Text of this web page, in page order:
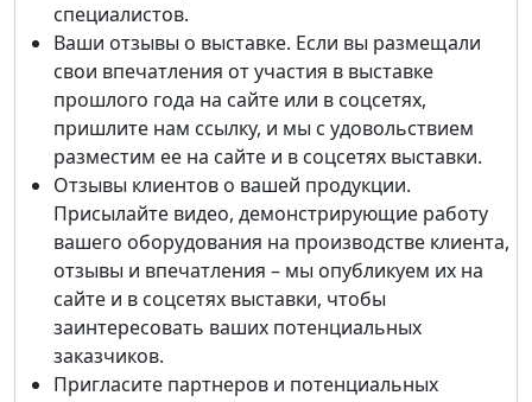
специалистов.
Ваши отзывы о выставке. Если вы размещали
свои впечатления от участия в выставке
прошлого года на сайте или в соцсетях,
пришлите нам ссылку, и мы с удовольствием
разместим ее на сайте и в соцсетях выставки.
Отзывы клиентов о вашей продукции.
Присылайте видео, демонстрирующие работу
вашего оборудования на производстве клиента,
отзывы и впечатления – мы опубликуем их на
сайте и в соцсетях выставки, чтобы
заинтересовать ваших потенциальных
заказчиков.
Пригласите партнеров и потенциальных